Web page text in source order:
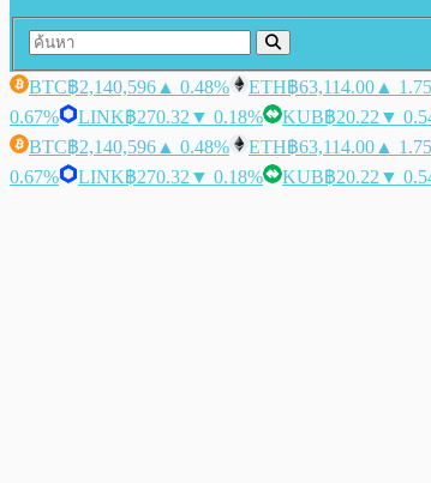
BTC฿2,140,596 ▲ 0.48% ETH฿63,114.00 ▲
0.67%
LINK฿270.32 ▼ 0.18% KUB฿20.22 ▼
BTC฿2,140,596 ▲ 0.48% ETH฿63,114.00 ▲
0.67%
LINK฿270.32 ▼ 0.18% KUB฿20.22 ▼